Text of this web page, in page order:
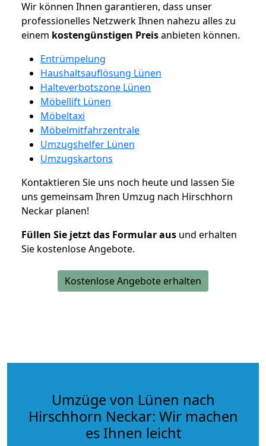
Wir können Ihnen garantieren, dass unser
professionelles Netzwerk Ihnen nahezu alles zu
einem kostengünstigen Preisanbieten können.
Entrümpelung
Haushaltsauflösung Lünen
Halteverbotszone Lünen
Möbellift Lünen
Möbeltaxi
Möbelmitfahrzentrale
Umzugshelfer Lünen
Umzugskartons
Kontaktieren Sie uns noch heute und lassen Sie
uns gemeinsam Ihren Umzug nach Hirschhorn
Neckar planen!
Füllen Sie jetzt das Formular aus und erhalten
Sie kostenlose Angebote.
Kostenlose Angebote erhalten
Umzüge von Lünen nach
Hirschhorn Neckar: Wir machen
es Ihnen leicht